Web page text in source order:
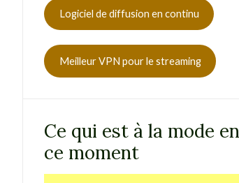
Logiciel de diffusion en continu
Meilleur VPN pour le streaming
Ce qui est à la mode en
ce moment